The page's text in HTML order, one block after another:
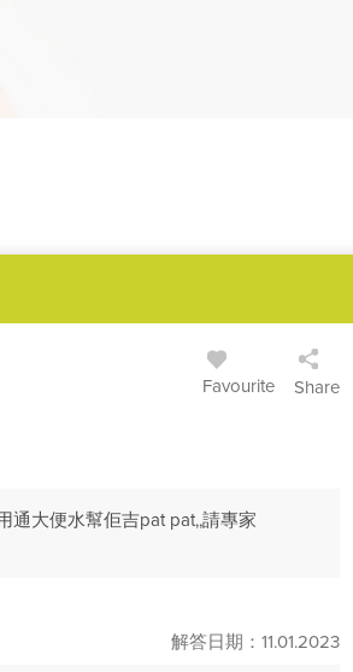
Favourite Share
通大便水幫佢吉pat pat,,請專家
解答日期：11.01.2023